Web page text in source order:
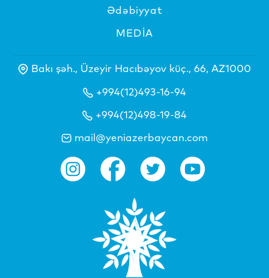
Ədəbiyyat
MEDİA
Bakı şəh., Üzeyir Hacıbəyov küç., 66, AZ1000
+994(12)493-16-94
+994(12)498-19-84
mail@yeniazerbaycan.com